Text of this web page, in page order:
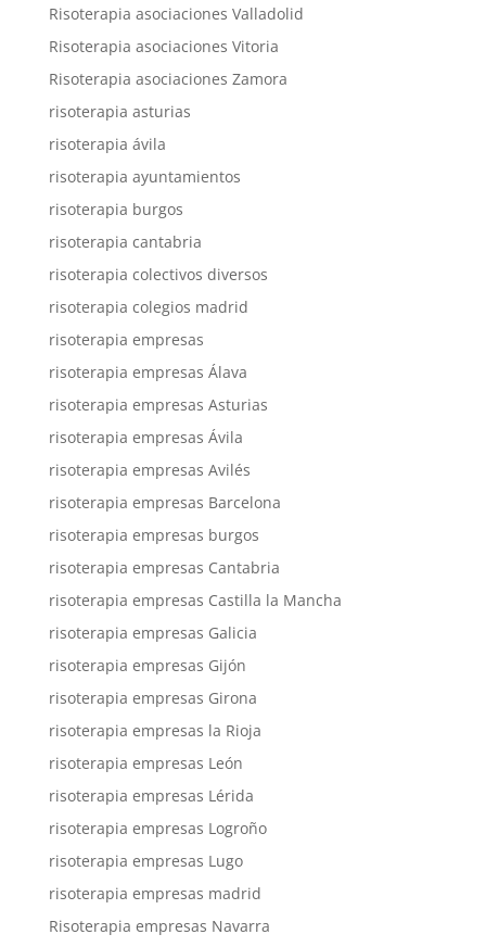
Risoterapia asociaciones Valladolid
Risoterapia asociaciones Vitoria
Risoterapia asociaciones Zamora
risoterapia asturias
risoterapia ávila
risoterapia ayuntamientos
risoterapia burgos
risoterapia cantabria
risoterapia colectivos diversos
risoterapia colegios madrid
risoterapia empresas
risoterapia empresas Álava
risoterapia empresas Asturias
risoterapia empresas Ávila
risoterapia empresas Avilés
risoterapia empresas Barcelona
risoterapia empresas burgos
risoterapia empresas Cantabria
risoterapia empresas Castilla la Mancha
risoterapia empresas Galicia
risoterapia empresas Gijón
risoterapia empresas Girona
risoterapia empresas la Rioja
risoterapia empresas León
risoterapia empresas Lérida
risoterapia empresas Logroño
risoterapia empresas Lugo
risoterapia empresas madrid
Risoterapia empresas Navarra